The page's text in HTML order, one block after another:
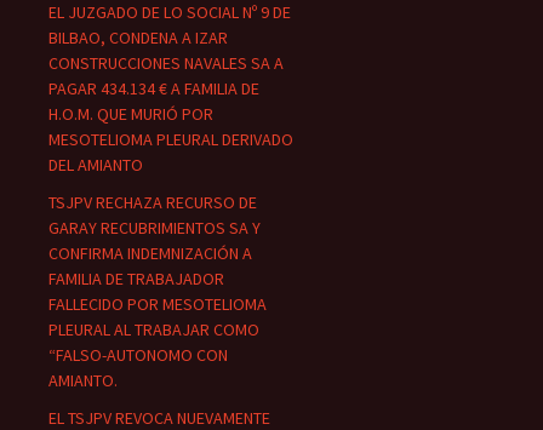
EL JUZGADO DE LO SOCIAL Nº 9 DE
BILBAO, CONDENA A IZAR
CONSTRUCCIONES NAVALES SA A
PAGAR 434.134 € A FAMILIA DE
H.O.M. QUE MURIÓ POR
MESOTELIOMA PLEURAL DERIVADO
DEL AMIANTO
TSJPV RECHAZA RECURSO DE
GARAY RECUBRIMIENTOS SA Y
CONFIRMA INDEMNIZACIÓN A
FAMILIA DE TRABAJADOR
FALLECIDO POR MESOTELIOMA
PLEURAL AL TRABAJAR COMO
“FALSO-AUTONOMO CON
AMIANTO.
EL TSJPV REVOCA NUEVAMENTE